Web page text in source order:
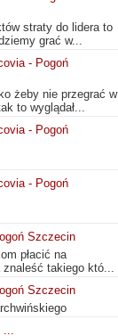
straty do lidera to
grać w...
- Pogoń
żeby nie przegrać w
to wyglądał...
- Pogoń
- Pogoń
Szczecin
płacić na
znaleść takiego któ...
Szczecin
...